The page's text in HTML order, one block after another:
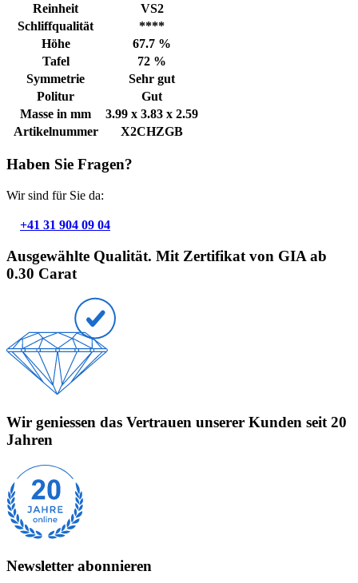
Reinheit
VS2
Schliffqualität
****
Höhe
67.7 %
Tafel
72 %
Symmetrie
Sehr gut
Politur
Gut
Masse in mm
3.99 x 3.83 x 2.59
Artikelnummer
X2CHZGB
Haben Sie Fragen?
Wir sind für Sie da:
+41 31 904 09 04
Ausgewählte Qualität. Mit Zertifikat von GIA ab
0.30 Carat
Wir geniessen das Vertrauen unserer Kunden seit 20
Jahren
Newsletter abonnieren